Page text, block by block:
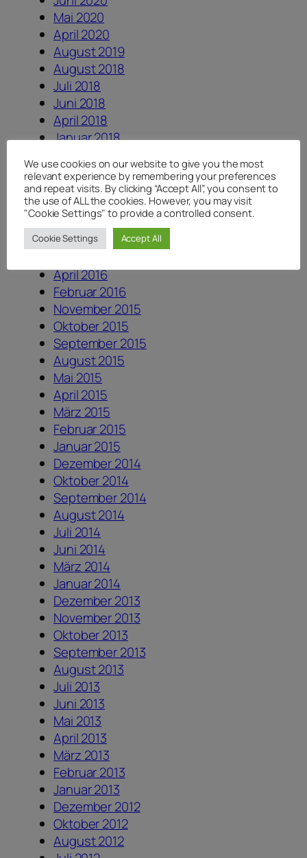
Mai 2020
April 2020
August 2019
August 2018
Juli 2018
Juni 2018
April 2018
Januar 2018
Juli 2017
Juni 2017
Dezember 2016
August 2016
Juni 2016
April 2016
Februar 2016
November 2015
Oktober 2015
September 2015
August 2015
Mai 2015
April 2015
März 2015
Februar 2015
Januar 2015
Dezember 2014
Oktober 2014
September 2014
August 2014
Juli 2014
Juni 2014
März 2014
Januar 2014
Dezember 2013
November 2013
Oktober 2013
September 2013
August 2013
Juli 2013
Juni 2013
Mai 2013
April 2013
März 2013
Februar 2013
Januar 2013
Dezember 2012
Oktober 2012
August 2012
We use cookies on our website to give you the most
relevant experience by remembering your preferences
and repeat visits. By clicking “Accept All”, you consent to
the use of ALL the cookies. However, you may visit
"Cookie Settings" to provide a controlled consent.
Cookie Settings Accept All